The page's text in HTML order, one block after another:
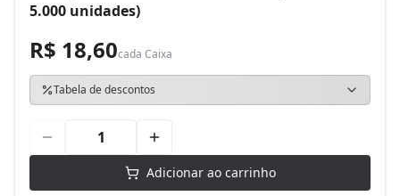
5.000 unidades)
R$ 18,60cada Caixa
Tabela de descontos
Adicionar ao carrinho